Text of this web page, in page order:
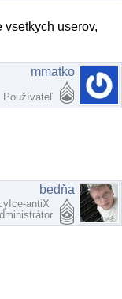
vsetkych userov,
mmatko
Používateľ
bedňa
antiX